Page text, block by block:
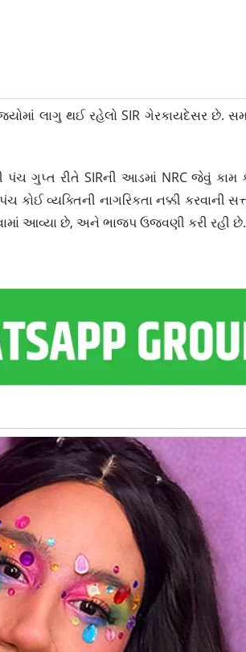
લાગુ થઈ રહેલો SIR ગેરકાયદેસર છે.
ગુપ્ત રીતે SIRની આડમાં NRC જેવું કામ
વ્યક્તિની નાગરિકતા નક્કી કરવાની
આવ્યા છે, અને ભાજપ ઉજવણી કરી રહી છે.